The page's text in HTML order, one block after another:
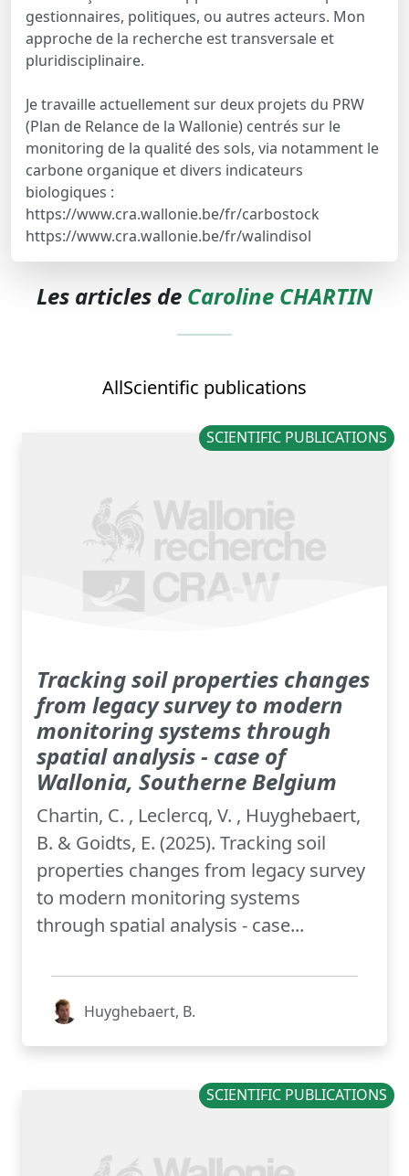
gestionnaires, politiques, ou autres acteurs. Mon
approche de la recherche est transversale et
pluridisciplinaire.
Je travaille actuellement sur deux projets du PRW
(Plan de Relance de la Wallonie) centrés sur le
monitoring de la qualité des sols, via notamment le
carbone organique et divers indicateurs
biologiques :
https://www.cra.wallonie.be/fr/carbostock
https://www.cra.wallonie.be/fr/walindisol
Les articles de Caroline CHARTIN
AllScientific publications
SCIENTIFIC PUBLICATIONS
Tracking soil properties changes
from legacy survey to modern
monitoring systems through
spatial analysis - case of
Wallonia, Southerne Belgium
Chartin, C. , Leclercq, V. , Huyghebaert,
B. & Goidts, E. (2025). Tracking soil
properties changes from legacy survey
to modern monitoring systems
through spatial analysis - case...
Huyghebaert, B.
SCIENTIFIC PUBLICATIONS